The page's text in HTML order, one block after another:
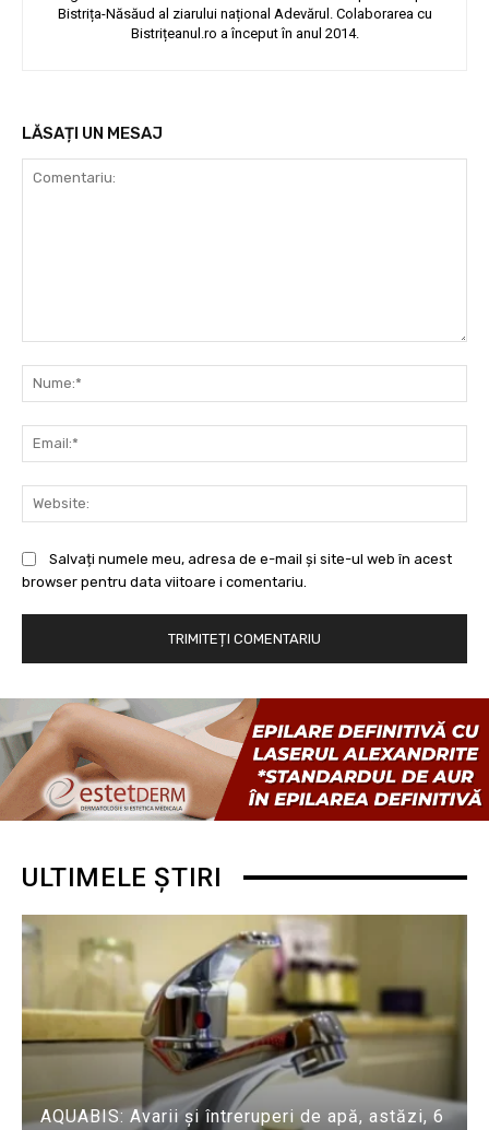
Bistrița-Năsăud al ziarului național Adevărul. Colaborarea cu
Bistrițeanul.ro a început în anul 2014.
LĂSAȚI UN MESAJ
Salvați numele meu, adresa de e-mail și site-ul web în acest
browser pentru data viitoare i comentariu.
ULTIMELE ȘTIRI
AQUABIS: Avarii și întreruperi de apă, astăzi, 6